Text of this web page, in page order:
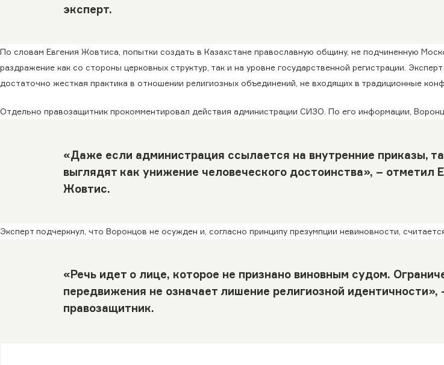
эксперт.
По словам Евгения Жовтиса, попытки создать в Казахстане православную общину, не подчиненную
раздражение как со стороны церковных структур, так и на уровне государственной регистрации.
достаточно жесткая практика в отношении религиозных объединений, не входящих в традиционные
Отдельно правозащитник прокомментировал действия администрации СИЗО. По его информации,
«Даже если администрация ссылается на внутренние приказы,
выглядят как унижение человеческого достоинства», – отметил
Жовтис.
Эксперт подчеркнул, что Воронцов не осужден и, согласно принципу презумпции невиновности,
«Речь идет о лице, которое не признано виновным судом.
передвижения не означает лишение религиозной идентичности»,
правозащитник.